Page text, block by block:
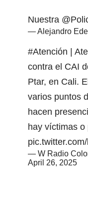
Nuestra
— Alejandro
#Atención |
contra el CAI
Ptar, en Cali.
varios puntos
hacen
hay víctimas o
— W Radio
April 26, 2025